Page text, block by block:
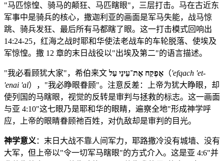
"马匹惊惶、骑马的颠狂、马匹瞎眼"，三层打击。马在古近东
军事中是骑兵的核心，撒迦利亚的画面是军马失能，战马惊
跳、骑兵发狂、最后所有马都瞎了眼。这一打击模式回响出
14:24-25，红海之战时耶和华使法老战车的车轮脱落、使埃及
军惊惶。撒 12 章的末日战役以"出埃及第二"的语言描述。
"我必看顾犹大家"，希伯来文 אֶפְקַח אֶת־עֵינַי עַל （'efqach 'et-
'enai 'al），"我必睁眼眷顾"。注意反差：上帝为犹大睁眼，却
使列国的马瞎眼，视觉的反转是审判与拯救的标志。这一画面
与亚 4:10"这七眼乃是耶和华的眼睛，遍察全地"形成神学呼
应，上帝的眼睛眷顾祂百姓，对仇敌却是审判的目光。
神学意义 ：末日大战不靠人间军力，耶路撒冷没有城墙、没有
大军，但上帝以"令一切军马瞎眼"的方式介入。这是亚 4:6"并